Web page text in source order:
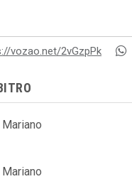
vozao.net/2vGzpPk